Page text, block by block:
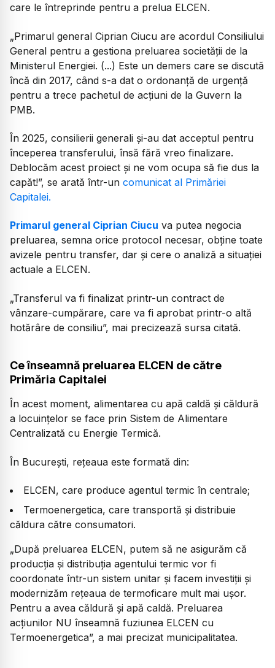
care le întreprinde pentru a prelua ELCEN.
„Primarul general Ciprian Ciucu are acordul Consiliului
General pentru a gestiona preluarea societății de la
Ministerul Energiei. (...) Este un demers care se discută
încă din 2017, când s-a dat o ordonanță de urgență
pentru a trece pachetul de acțiuni de la Guvern la
PMB.
În 2025, consilierii generali și-au dat acceptul pentru
începerea transferului, însă fără vreo finalizare.
Deblocăm acest proiect și ne vom ocupa să fie dus la
capăt!”, se arată într-un comunicat al Primăriei
Capitalei.
Primarul general Ciprian Ciucu va putea negocia
preluarea, semna orice protocol necesar, obține toate
avizele pentru transfer, dar și cere o analiză a situației
actuale a ELCEN.
„Transferul va fi finalizat printr-un contract de
vânzare-cumpărare, care va fi aprobat printr-o altă
hotărâre de consiliu”, mai precizează sursa citată.
Ce înseamnă preluarea ELCEN de către
Primăria Capitalei
În acest moment, alimentarea cu apă caldă și căldură
a locuințelor se face prin Sistem de Alimentare
Centralizată cu Energie Termică.
În București, rețeaua este formată din:
ELCEN, care produce agentul termic în centrale;
Termoenergetica, care transportă și distribuie
căldura către consumatori.
„După preluarea ELCEN, putem să ne asigurăm că
producția și distribuția agentului termic vor fi
coordonate într-un sistem unitar și facem investiții și
modernizăm rețeaua de termoficare mult mai ușor.
Pentru a avea căldură și apă caldă. Preluarea
acțiunilor NU înseamnă fuziunea ELCEN cu
Termoenergetica”, a mai precizat municipalitatea.